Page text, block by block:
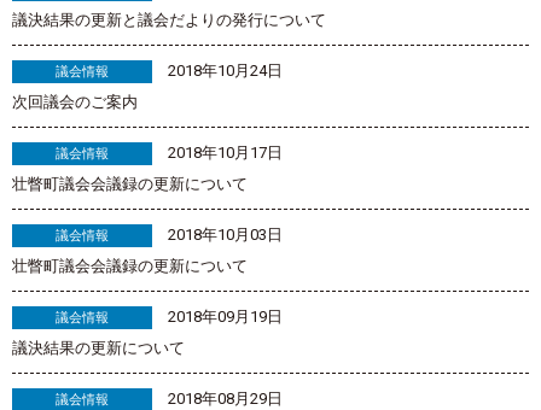
議決結果の更新と議会だよりの発行について
議会情報
2018年10月24日
次回議会のご案内
議会情報
2018年10月17日
壮瞥町議会会議録の更新について
議会情報
2018年10月03日
壮瞥町議会会議録の更新について
議会情報
2018年09月19日
議決結果の更新について
議会情報
2018年08月29日